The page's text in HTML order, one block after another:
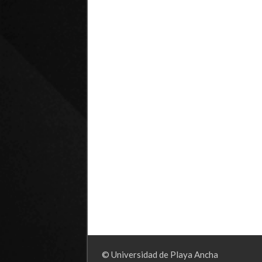
© Universidad de Playa Ancha